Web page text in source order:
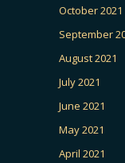
October 2021
September
August 2021
July 2021
June 2021
May 2021
April 2021